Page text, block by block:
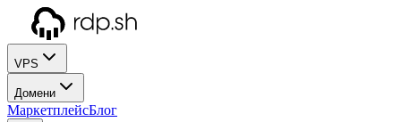
VPS
Домени
МаркетплейсБлог